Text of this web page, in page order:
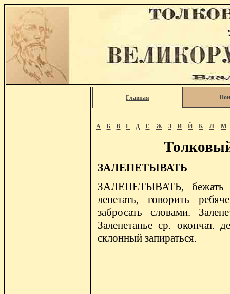
Главная
А Б В Г Д Е Ж З И Й К Л М
ЗАЛЕПЕТЫВАТЬ
ЗАЛЕПЕТЫВАТЬ, бежать
лепетать, говорить
забросать словами.
Залепетанье ср. окончат.
склонный запираться.